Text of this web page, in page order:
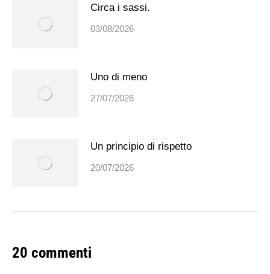
Circa i sassi.
03/08/2026
Uno di meno
27/07/2026
Un principio di rispetto
20/07/2026
20 commenti